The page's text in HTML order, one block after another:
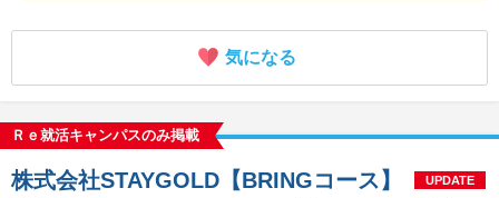
気になる
Ｒｅ就活キャンパスのみ掲載
株式会社STAYGOLD【BRINGコース】 UPDATE